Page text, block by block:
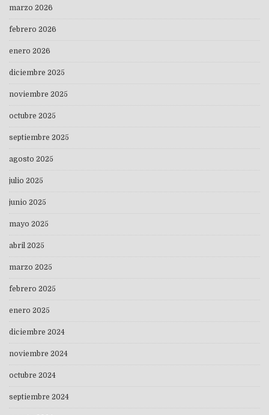
marzo 2026
febrero 2026
enero 2026
diciembre 2025
noviembre 2025
octubre 2025
septiembre 2025
agosto 2025
julio 2025
junio 2025
mayo 2025
abril 2025
marzo 2025
febrero 2025
enero 2025
diciembre 2024
noviembre 2024
octubre 2024
septiembre 2024